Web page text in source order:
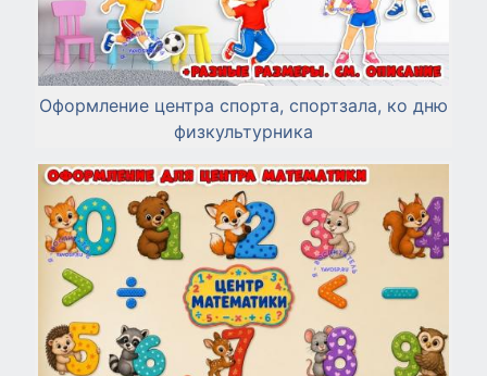
Оформление центра спорта, спортзала, ко дню
физкультурника